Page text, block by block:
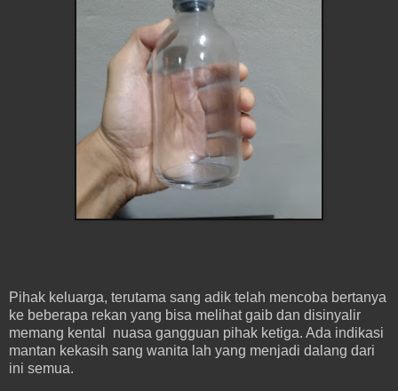
Pihak keluarga, terutama sang adik telah mencoba bertanya
ke beberapa rekan yang bisa melihat gaib dan disinyalir
memang kental nuasa gangguan pihak ketiga. Ada indikasi
mantan kekasih sang wanita lah yang menjadi dalang dari
ini semua.